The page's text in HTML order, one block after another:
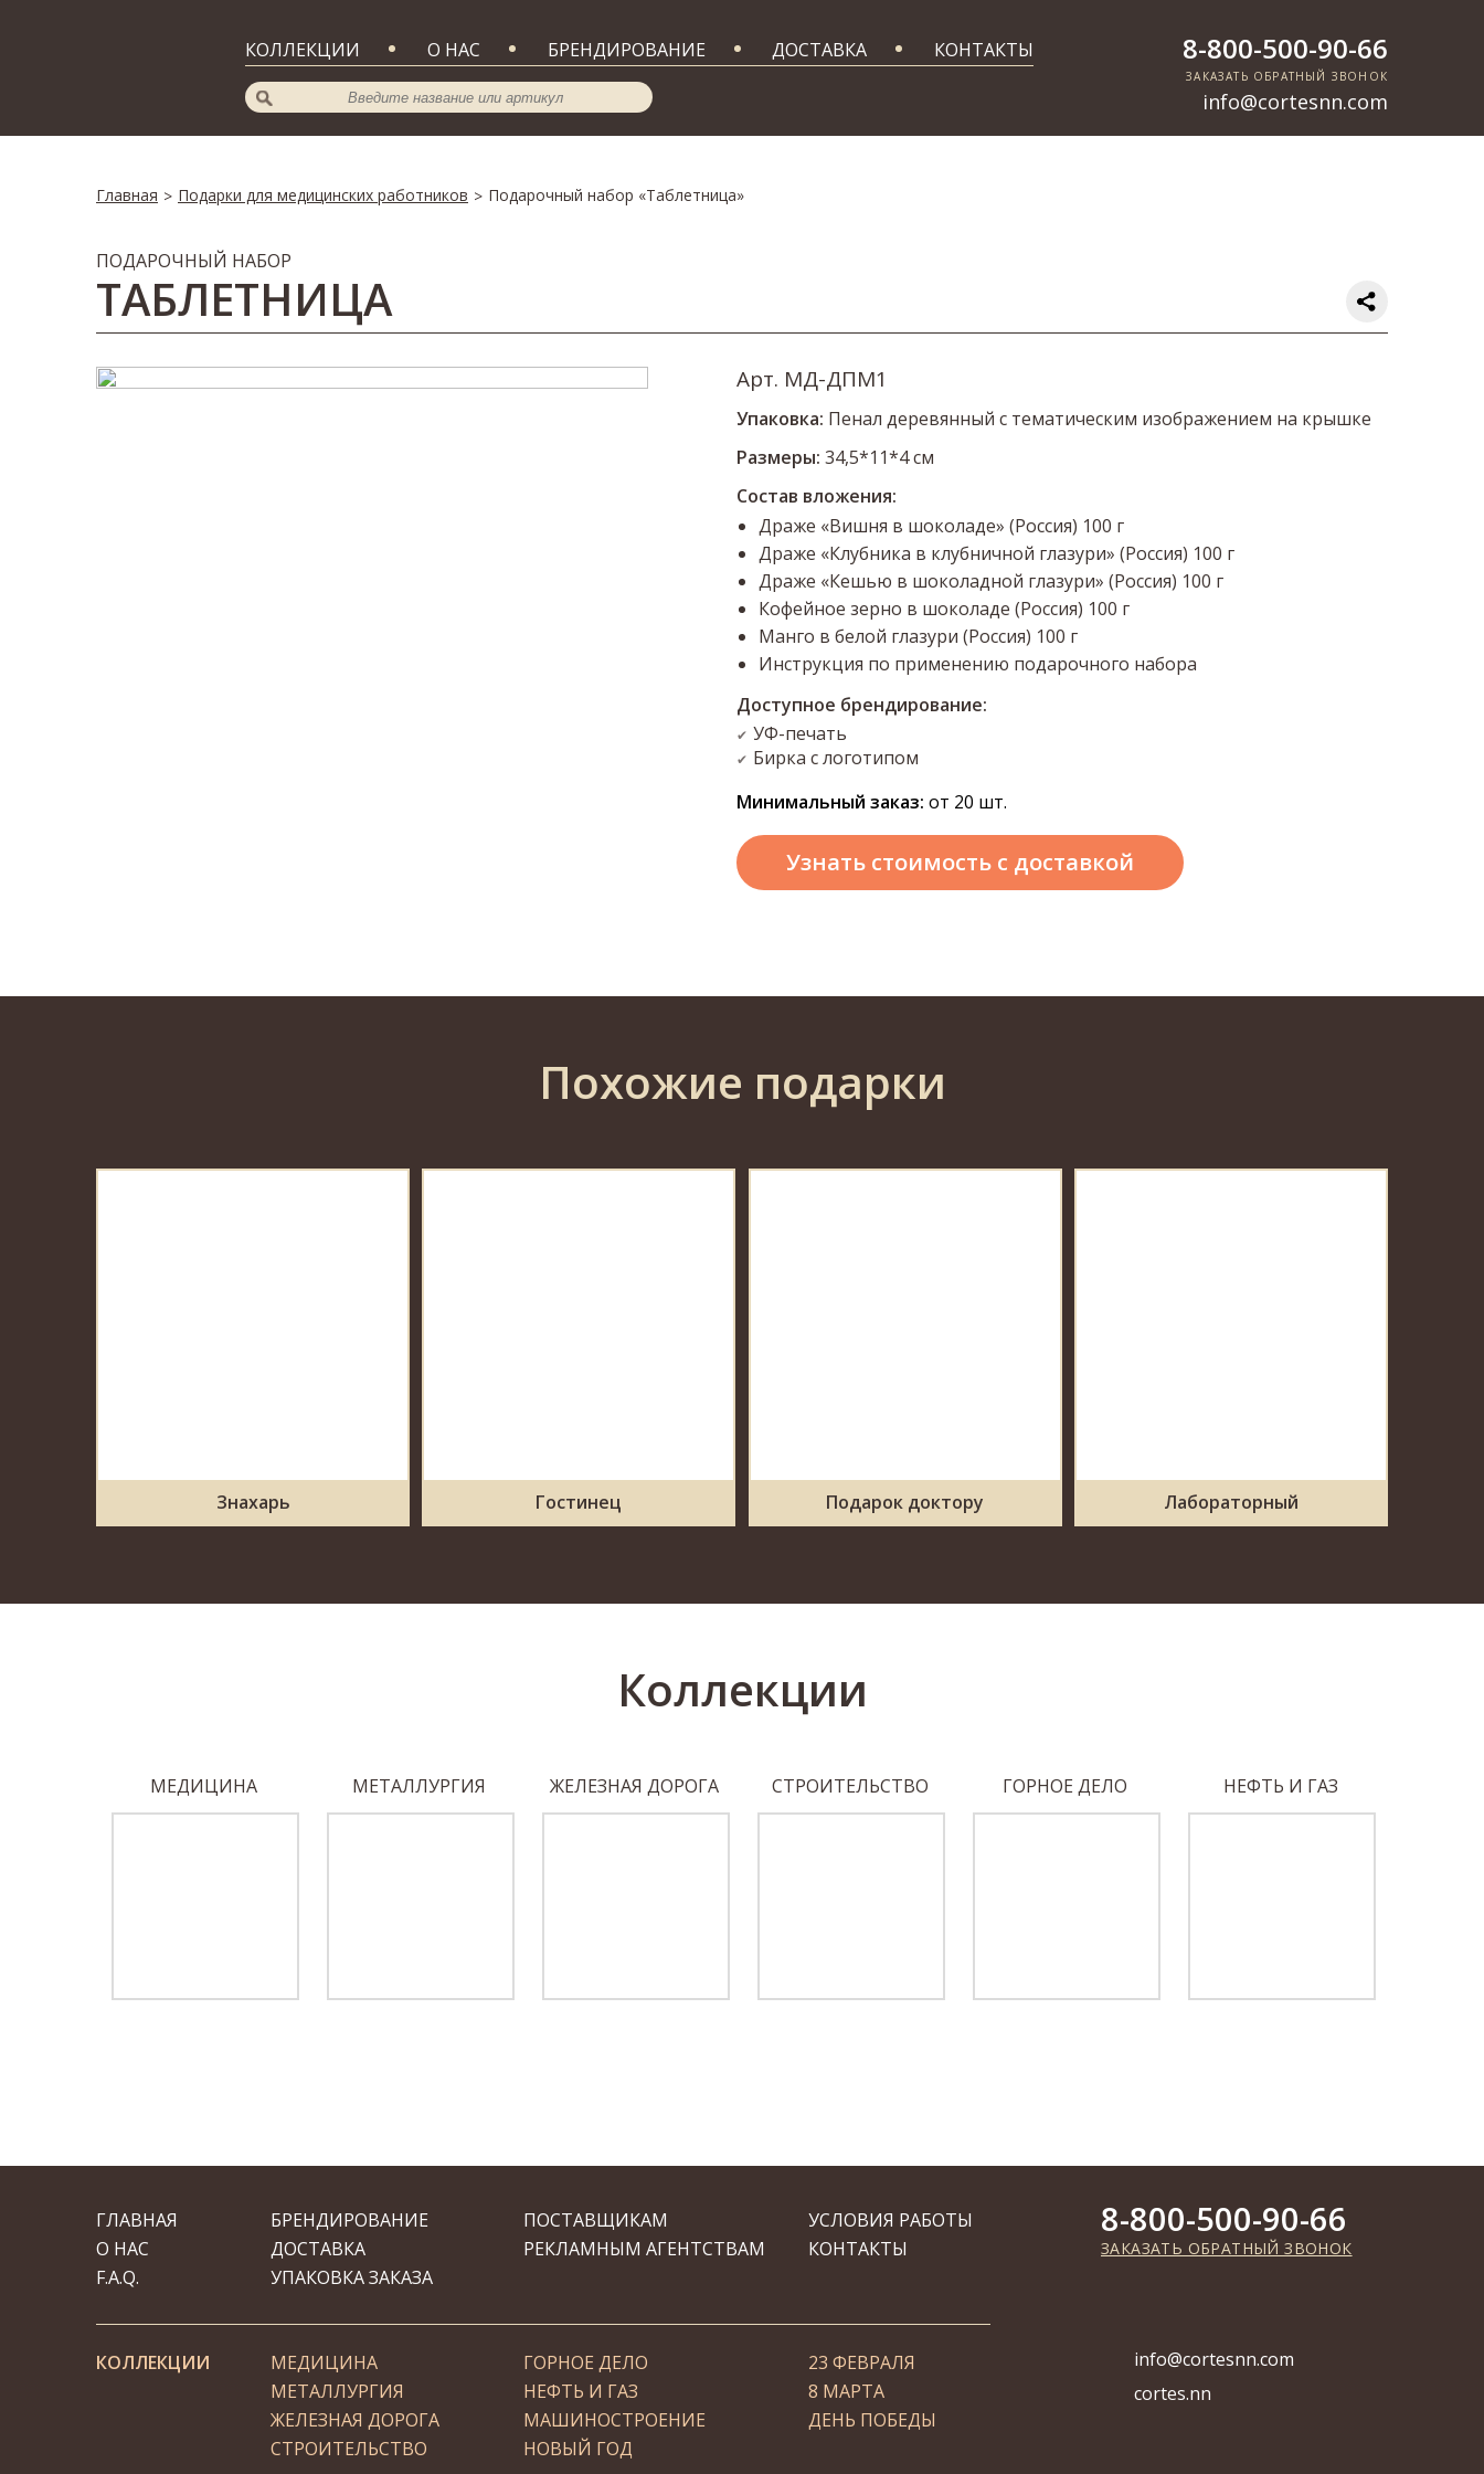
КОЛЛЕКЦИИ О НАС БРЕНДИРОВАНИЕ ДОСТАВКА КОНТАКТЫ 8-800-500-90-66
ЗАКАЗАТЬ ОБРАТНЫЙ ЗВОНОК
info@cortesnn.com
Главная > Подарки для медицинских работников > Подарочный набор «Таблетница»
ПОДАРОЧНЫЙ НАБОР
ТАБЛЕТНИЦА
Арт. МД-ДПМ1
Упаковка: Пенал деревянный с тематическим изображением на крышке
Размеры: 34,5*11*4 см
Состав вложения:
Драже «Вишня в шоколаде» (Россия) 100 г
Драже «Клубника в клубничной глазури» (Россия) 100 г
Драже «Кешью в шоколадной глазури» (Россия) 100 г
Кофейное зерно в шоколаде (Россия) 100 г
Манго в белой глазури (Россия) 100 г
Инструкция по применению подарочного набора
Доступное брендирование:
✔ УФ-печать
✔ Бирка с логотипом
Минимальный заказ: от 20 шт.
Узнать стоимость с доставкой
Похожие подарки
Знахарь Гостинец Подарок доктору Лабораторный
Коллекции
МЕДИЦИНА МЕТАЛЛУРГИЯ ЖЕЛЕЗНАЯ ДОРОГА СТРОИТЕЛЬСТВО ГОРНОЕ ДЕЛО НЕФТЬ И ГАЗ
ГЛАВНАЯ
О НАС
F.A.Q.
БРЕНДИРОВАНИЕ
ДОСТАВКА
УПАКОВКА ЗАКАЗА
ПОСТАВЩИКАМ
РЕКЛАМНЫМ АГЕНТСТВАМ
УСЛОВИЯ РАБОТЫ
КОНТАКТЫ
КОЛЛЕКЦИИ
МЕДИЦИНА
МЕТАЛЛУРГИЯ
ЖЕЛЕЗНАЯ ДОРОГА
СТРОИТЕЛЬСТВО
ГОРНОЕ ДЕЛО
НЕФТЬ И ГАЗ
МАШИНОСТРОЕНИЕ
НОВЫЙ ГОД
23 ФЕВРАЛЯ
8 МАРТА
ДЕНЬ ПОБЕДЫ
8-800-500-90-66
ЗАКАЗАТЬ ОБРАТНЫЙ ЗВОНОК
info@cortesnn.com
cortes.nn